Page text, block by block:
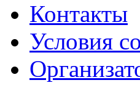
Контакты
Условия